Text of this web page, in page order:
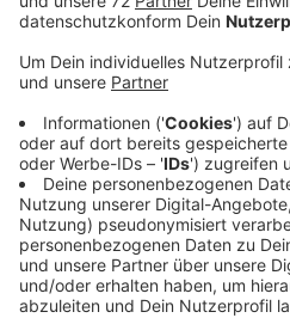
Anzeige
ist, muss sich ab sofort nur
Freitesten müssen Sie sich
guter Schritt, findet Virologe
Christophorus Klinik in
auch an den gesunden
ist, sollte Zuhause bleiben,
anzustecken. Wichtig sei auch